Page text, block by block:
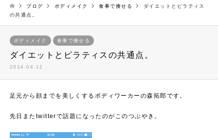
ブログ ボディメイク 食事で痩せる
ダイエットとピラティス
の共通点。
ボディメイク 食事で痩せる
ダイエットとピラティスの共通点。
2014.04.12
足元から顔までを美しくするボディワーカーの森拓郎です。
先日またtwitterで話題になったのがこのつぶやき。